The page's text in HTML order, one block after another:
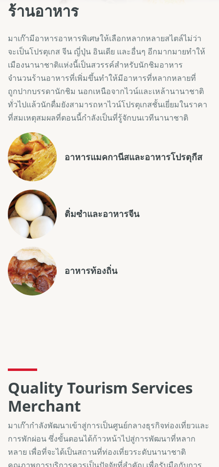
ร้านอาหาร
มาเก๊ามีอาหารอาหารพิเศษให้เลือกหลากหลายสไตล์ไม่ว่า
จะเป็นโปรตุเกส จีน ญี่ปุ่น อินเดีย และอื่นๆ อีกมากมายทำให้
เมืองนานาชาติแห่งนี้เป็นสวรรค์สำหรับนักชิมอาหาร
จำนวนร้านอาหารที่เพิ่มขึ้นทำให้มีอาหารที่หลากหลายที่
ถูกปากบรรดานักชิม นอกเหนือจากไวน์และเหล้านานาชาติ
ทั่วไปแล้วนักดื่มยังสามารถหาไวน์โปรตุเกสชั้นเยี่ยมในราคา
ที่สมเหตุสมผลที่ตอนนี้กำลังเป็นที่รู้จักบนเวทีนานาชาติ
อาหารแมคกานีสและอาหารโปรตุกีส
ติ่มซำและอาหารจีน
อาหารท้องถิ่น
Quality Tourism Services
Merchant
มาเก๊ากำลังพัฒนาเข้าสู่การเป็นศูนย์กลางธุรกิจท่องเที่ยวและ
การพักผ่อน ซึ่งขั้นตอนได้ก้าวหน้าไปสู่การพัฒนาที่หลาก
หลาย เพื่อที่จะได้เป็นสถานที่ท่องเที่ยวระดับนานาชาติ